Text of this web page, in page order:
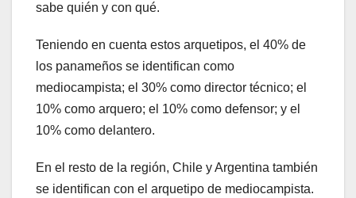
sabe quién y con qué.
Teniendo en cuenta estos arquetipos, el 40% de
los panameños se identifican como
mediocampista; el 30% como director técnico; el
10% como arquero; el 10% como defensor; y el
10% como delantero.
En el resto de la región, Chile y Argentina también
se identifican con el arquetipo de mediocampista.